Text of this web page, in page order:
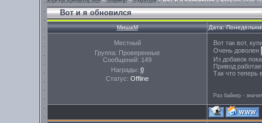
Вот и я обновился
МишаМ Дата:
Местный
Группа: Проверенные
Сообщений: 149
Награды: 0
Статус: Offline
Вот так вот,
Очень доволен
Из добавок
Привод
Так что теперь
Раз байкер -